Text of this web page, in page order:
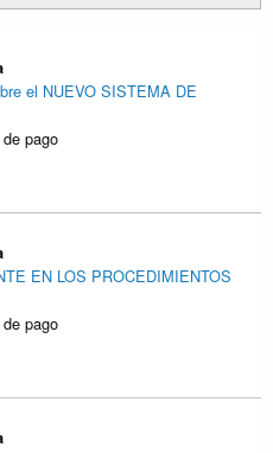
el NUEVO SISTEMA DE
pago
EN LOS PROCEDIMIENTOS
pago